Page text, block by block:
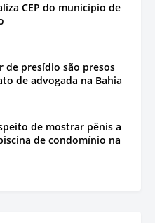
CEP do município de
de presídio são presos
de advogada na Bahia
de mostrar pênis a
de condomínio na